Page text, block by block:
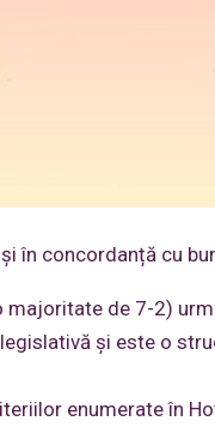
în concordanță cu
majoritate de 7-2)
şi este o
enumerate în